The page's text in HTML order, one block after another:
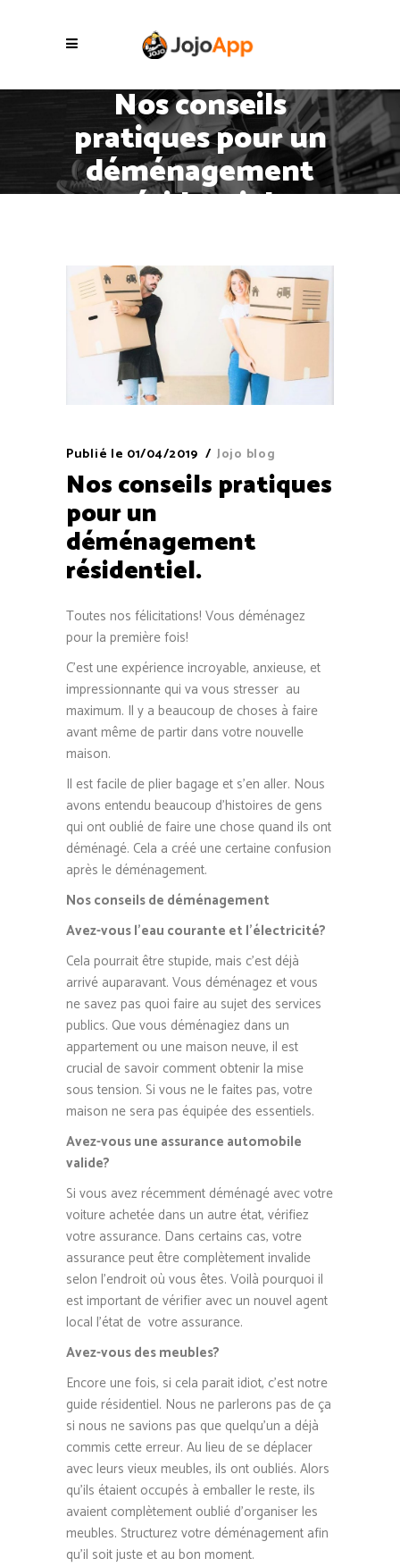
Nos conseils
pratiques pour un
déménagement
résidentiel.
Publié le 01/04/2019 Jojo blog
Nos conseils pratiques
pour un
déménagement
résidentiel.
Toutes nos félicitations! Vous déménagez
pour la première fois!
C’est une expérience incroyable, anxieuse, et
impressionnante qui va vous stresser au
maximum. Il y a beaucoup de choses à faire
avant même de partir dans votre nouvelle
maison.
Il est facile de plier bagage et s’en aller. Nous
avons entendu beaucoup d’histoires de gens
qui ont oublié de faire une chose quand ils ont
déménagé. Cela a créé une certaine confusion
après le déménagement.
Nos conseils de déménagement
Avez-vous l’eau courante et l’électricité?
Cela pourrait être stupide, mais c’est déjà
arrivé auparavant. Vous déménagez et vous
ne savez pas quoi faire au sujet des services
publics. Que vous déménagiez dans un
appartement ou une maison neuve, il est
crucial de savoir comment obtenir la mise
sous tension. Si vous ne le faites pas, votre
maison ne sera pas équipée des essentiels.
Avez-vous une assurance automobile
valide?
Si vous avez récemment déménagé avec votre
voiture achetée dans un autre état, vérifiez
votre assurance. Dans certains cas, votre
assurance peut être complètement invalide
selon l’endroit où vous êtes. Voilà pourquoi il
est important de vérifier avec un nouvel agent
local l’état de votre assurance.
Avez-vous des meubles?
Encore une fois, si cela parait idiot, c’est notre
guide résidentiel. Nous ne parlerons pas de ça
si nous ne savions pas que quelqu’un a déjà
commis cette erreur. Au lieu de se déplacer
avec leurs vieux meubles, ils ont oubliés. Alors
qu’ils étaient occupés à emballer le reste, ils
avaient complètement oublié d’organiser les
meubles. Structurez votre déménagement afin
qu’il soit juste et au bon moment.